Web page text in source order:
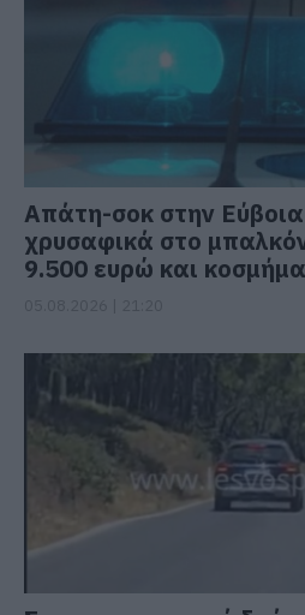
Απάτη-σοκ στην
χρυσαφικά στο
9.500 ευρώ και